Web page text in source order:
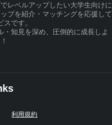
レベルアップしたい大学生向けに
プを紹介・マッチングを応援して
スです。
・知見を深め、圧倒的に成長しよ
利用規約